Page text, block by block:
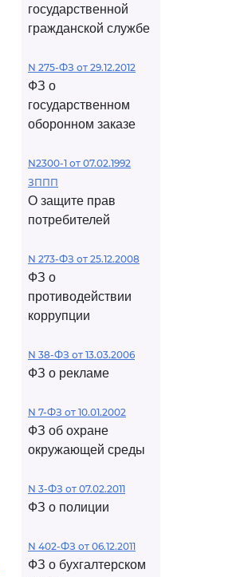
государственной
гражданской службе
N 275-ФЗ от 29.12.2012
ФЗ о
государственном
оборонном заказе
N2300-1 от 07.02.1992
ЗППП
О защите прав
потребителей
N 273-ФЗ от 25.12.2008
ФЗ о
противодействии
коррупции
N 38-ФЗ от 13.03.2006
ФЗ о рекламе
N 7-ФЗ от 10.01.2002
ФЗ об охране
окружающей среды
N 3-ФЗ от 07.02.2011
ФЗ о полиции
N 402-ФЗ от 06.12.2011
ФЗ о бухгалтерском